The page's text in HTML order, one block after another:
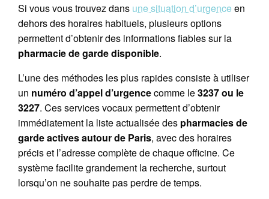
Si vous vous trouvez dans une situation d’urgence en
dehors des horaires habituels, plusieurs options
permettent d’obtenir des informations fiables sur la
pharmacie de garde disponible.
L’une des méthodes les plus rapides consiste à utiliser
un numéro d’appel d’urgencecomme le3237 ou le
3227. Ces services vocaux permettent d’obtenir
immédiatement la liste actualisée des pharmacies de
garde actives autour de Paris, avec des horaires
précis et l’adresse complète de chaque officine. Ce
système facilite grandement la recherche, surtout
lorsqu’on ne souhaite pas perdre de temps.